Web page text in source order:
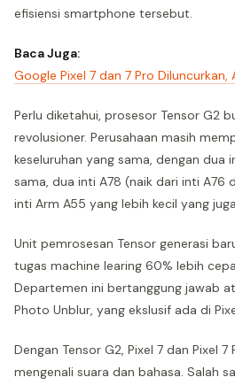
efisiensi smartphone tersebut.
Baca Juga:
Google Pixel 7 dan 7 Pro Diluncurkan,
Perlu diketahui, prosesor Tensor G2
revolusioner. Perusahaan masih
keseluruhan yang sama, dengan dua
sama, dua inti A78 (naik dari inti A76
inti Arm A55 yang lebih kecil yang
Unit pemrosesan Tensor generasi
tugas machine learing 60% lebih
Departemen ini bertanggung jawab
Photo Unblur, yang ekslusif ada di
Dengan Tensor G2, Pixel 7 dan Pixel
mengenali suara dan bahasa. Salah